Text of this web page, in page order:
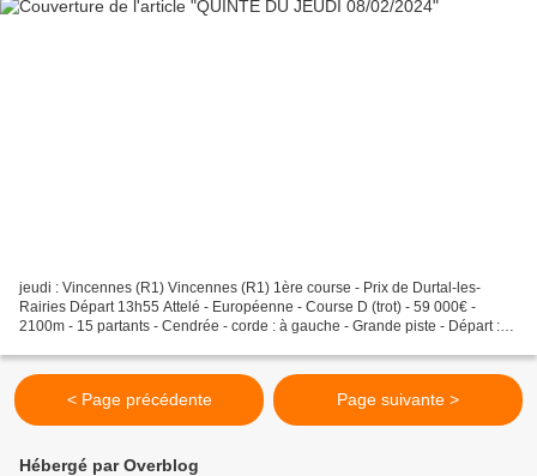
jeudi : Vincennes (R1) Vincennes (R1) 1ère course - Prix de Durtal-les-
Rairies Départ 13h55 Attelé - Européenne - Course D (trot) - 59 000€ -
2100m - 15 partants - Cendrée - corde : à gauche - Grande piste - Départ :
< Page précédente Page suivante >
Hébergé par Overblog